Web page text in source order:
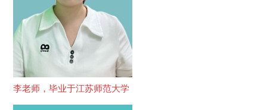
李老师，毕业于江苏师范大学